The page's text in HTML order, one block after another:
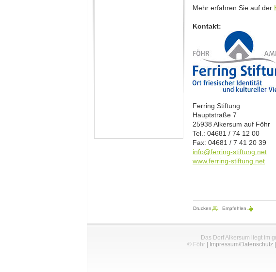
Mehr erfahren Sie auf der
Kontakt:
Ferring Stiftung
Hauptstraße 7
25938 Alkersum auf Föhr
Tel.: 04681 / 74 12 00
Fax: 04681 / 7 41 20 39
info@ferring-stiftung.net
www.ferring-stiftung.net
Drucken Empfehlen
Das Dorf Alkersum liegt im
© Föhr| Impressum/Datenschutz|